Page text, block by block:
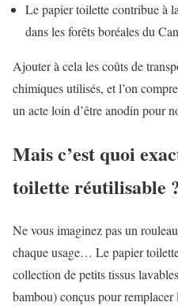
Le papier toilette contribue à
dans les forêts boréales du
Ajouter à cela les coûts de
chimiques utilisés, et l’on
un acte loin d’être anodin pour
Mais c’est quoi
toilette réutilisable
Ne vous imaginez pas un
chaque usage… Le papier
collection de petits tissus
bambou) conçus pour